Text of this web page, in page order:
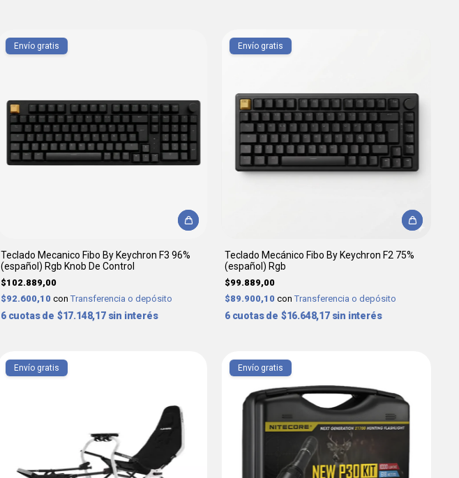
Envío gratis
Teclado Mecanico Fibo By Keychron F3 96%
(español) Rgb Knob De Control
$102.889,00
$92.600,10 con Transferencia o depósito
6 $17.148,17 sin interés
Envío gratis
Teclado Mecánico Fibo By Keychron F2 75%
(español) Rgb
$99.889,00
$89.900,10 con Transferencia o depósito
6 $16.648,17 sin interés
Envío gratis Envío gratis